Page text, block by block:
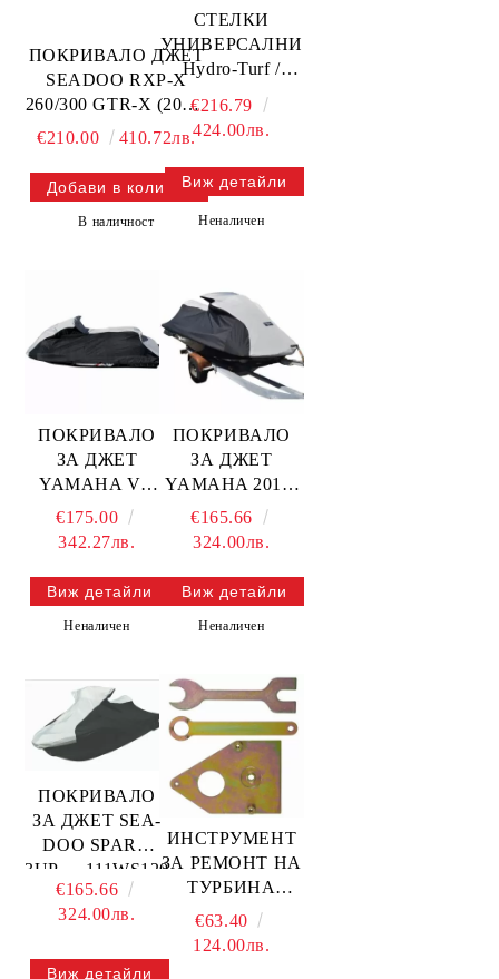
ПОКРИВАЛО ДЖЕТ
SEADOO RXP-X
260/300 GTR-X (2012-
2018),
111WS116-V SBT
€210.00 410.72лв.
В наличност
СТЕЛКИ
УНИВЕРСАЛНИ
Hydro-Turf /
ЧЕРВЕНО-
ЧЕРНО/
1050x1600мм. —
SHT40PCD-
RDBK SBT
€216.79
424.00лв.
Виж детайли
Неналичен
ПОКРИВАЛО
ЗА ДЖЕТ
YAMAHA VX
2015-2017 GP
1800 —
€175.00
342.27лв.
Виж детайли
Неналичен
ПОКРИВАЛО
ЗА ДЖЕТ
YAMAHA 2012-
2022
FX/HO/SHO/CRUISER
SBT
€165.66
324.00лв.
Виж детайли
Неналичен
ПОКРИВАЛО
ЗА ДЖЕТ SEA-
DOO SPARK
3UP — 111WS120
SBT
€165.66
324.00лв.
Виж детайли
ИНСТРУМЕНТ
ЗА РЕМОНТ НА
ТУРБИНА
SEADOO
(300HP) — 80-
€63.40
124.00лв.